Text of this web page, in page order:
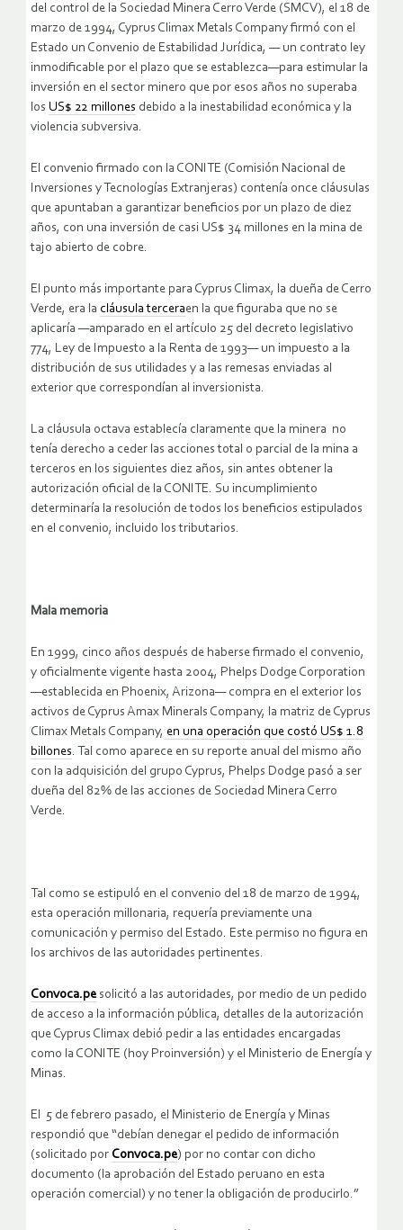
del control de la Sociedad Minera Cerro Verde (SMCV), el 18 de
marzo de 1994, Cyprus Climax Metals Company firmó con el
Estado un Convenio de Estabilidad Jurídica, — un contrato ley
inmodificable por el plazo que se establezca—para estimular la
inversión en el sector minero que por esos años no superaba
los US$ 22 millones debido a la inestabilidad económica y la
violencia subversiva.
El convenio firmado con la CONITE (Comisión Nacional de
Inversiones y Tecnologías Extranjeras) contenía once cláusulas
que apuntaban a garantizar beneficios por un plazo de diez
años, con una inversión de casi US$ 34 millones en la mina de
tajo abierto de cobre.
El punto más importante para Cyprus Climax, la dueña de Cerro
Verde, era la cláusula terceraen la que figuraba que no se
aplicaría —amparado en el artículo 25 del decreto legislativo
774, Ley de Impuesto a la Renta de 1993— un impuesto a la
distribución de sus utilidades y a las remesas enviadas al
exterior que correspondían al inversionista.
La cláusula octava establecía claramente que la minera no
tenía derecho a ceder las acciones total o parcial de la mina a
terceros en los siguientes diez años, sin antes obtener la
autorización oficial de la CONITE. Su incumplimiento
determinaría la resolución de todos los beneficios estipulados
en el convenio, incluido los tributarios.
Mala memoria
En 1999, cinco años después de haberse firmado el convenio,
y oficialmente vigente hasta 2004, Phelps Dodge Corporation
—establecida en Phoenix, Arizona— compra en el exterior los
activos de Cyprus Amax Minerals Company, la matriz de Cyprus
Climax Metals Company, en una operación que costó US$ 1.8
billones. Tal como aparece en su reporte anual del mismo año
con la adquisición del grupo Cyprus, Phelps Dodge pasó a ser
dueña del 82% de las acciones de Sociedad Minera Cerro
Verde.
Tal como se estipuló en el convenio del 18 de marzo de 1994,
esta operación millonaria, requería previamente una
comunicación y permiso del Estado. Este permiso no figura en
los archivos de las autoridades pertinentes.
Convoca.pesolicitó a las autoridades, por medio de un pedido
de acceso a la información pública, detalles de la autorización
que Cyprus Climax debió pedir a las entidades encargadas
como la CONITE (hoy Proinversión) y el Ministerio de Energía y
Minas.
El 5 de febrero pasado, el Ministerio de Energía y Minas
respondió que “debían denegar el pedido de información
(solicitado por Convoca.pe) por no contar con dicho
documento (la aprobación del Estado peruano en esta
operación comercial) y no tener la obligación de producirlo.”